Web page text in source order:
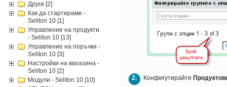
Други [2]
Как да стартираме -
Seliton 10 [1]
Управление на продукти
- Seliton 10 [13]
Управление на поръчки -
Seliton 10 [3]
Настройки на магазина -
Seliton 10 [2]
Модули - Seliton 10 [10]
2. Конфигутирайте